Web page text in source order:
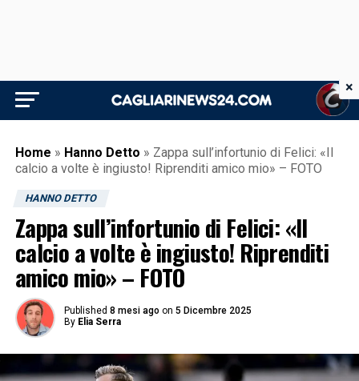
Home » Hanno Detto » Zappa sull’infortunio di Felici: «Il
calcio a volte è ingiusto! Riprenditi amico mio» – FOTO
HANNO DETTO
Zappa sull’infortunio di Felici: «Il
calcio a volte è ingiusto! Riprenditi
amico mio» – FOTO
Published 8 mesi ago on 5 Dicembre 2025
By Elia Serra
×